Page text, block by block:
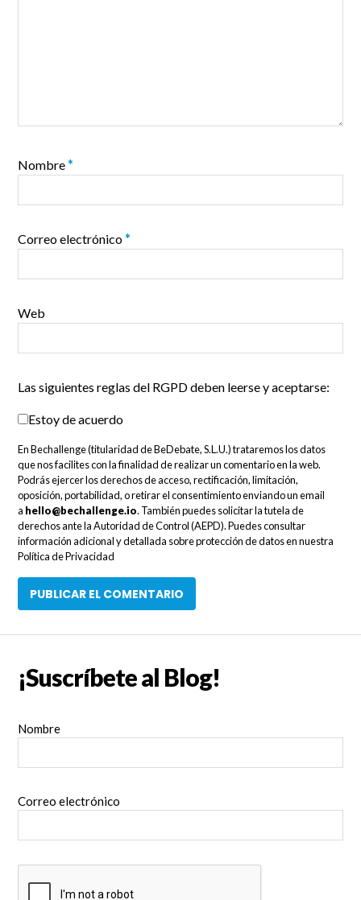
Nombre*
Correo electrónico*
Web
Las siguientes reglas del RGPD deben leerse y aceptarse:
Estoy de acuerdo
En Bechallenge (titularidad de BeDebate, S.L.U.) trataremos los datos
que nos facilites con la finalidad de realizar un comentario en la web.
Podrás ejercer los derechos de acceso, rectificación, limitación,
oposición, portabilidad, o retirar el consentimiento enviando un email
a hello@bechallenge.io. También puedes solicitar la tutela de
derechos ante la Autoridad de Control (AEPD). Puedes consultar
información adicional y detallada sobre protección de datos en nuestra
Política de Privacidad
¡Suscríbete al Blog!
Nombre
Correo electrónico